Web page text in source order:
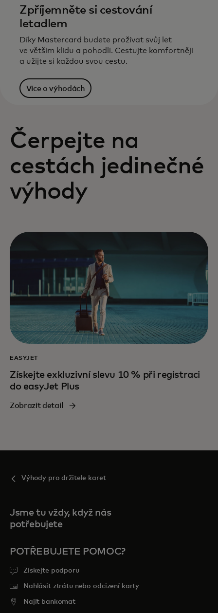
Zpříjemněte si cestování
letadlem
Díky Mastercard budete prožívat svůj let
ve větším klidu a pohodlí. Cestujte komfortněji
a užijte si každou svou cestu.
Více o výhodách
Čerpejte na
cestách jedinečné
výhody
EASYJET
Získejte exkluzivní slevu 10 % při registraci
do easyJet Plus
Zobrazit detail‎
Výhody pro držitele karet
Jsme tu vždy, když nás
potřebujete
POTŘEBUJETE POMOC?
Získejte podporu
Nahlásit ztrátu nebo odcizení karty
Najít bankomat